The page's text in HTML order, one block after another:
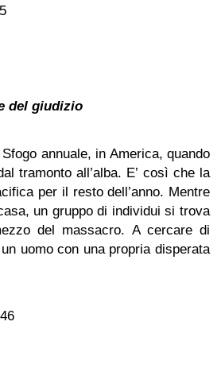
del giudizio
annuale, in America, quando
tramonto all’alba. E’ così che la
per il resto dell’anno. Mentre
un gruppo di individui si trova
del massacro. A cercare di
uomo con una propria disperata